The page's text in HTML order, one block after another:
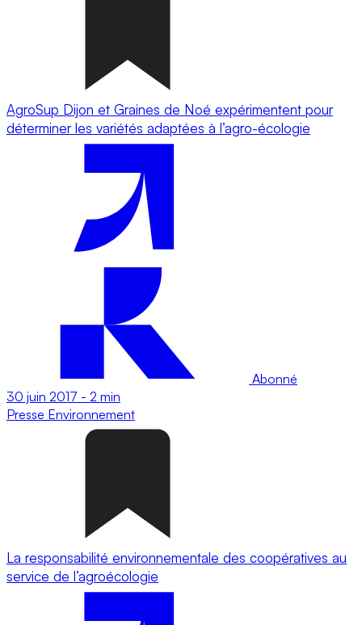
AgroSup Dijon et Graines de Noé expérimentent pour
déterminer les variétés adaptées à l’agro-écologie
Abonné
30 juin 2017 - 2 min
Presse Environnement
La responsabilité environnementale des coopératives au
service de l’agroécologie